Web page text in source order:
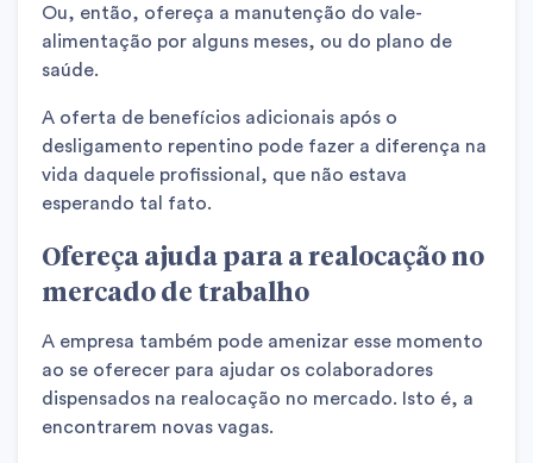
Ou, então, ofereça a manutenção do vale-
alimentação por alguns meses, ou do plano de
saúde.
A oferta de benefícios adicionais após o
desligamento repentino pode fazer a diferença na
vida daquele profissional, que não estava
esperando tal fato.
Ofereça ajuda para a realocação no
mercado de trabalho
A empresa também pode amenizar esse momento
ao se oferecer para ajudar os colaboradores
dispensados na realocação no mercado. Isto é, a
encontrarem novas vagas.